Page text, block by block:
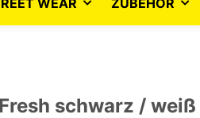
WEAR ZUBEHÖR
schwarz / weiß